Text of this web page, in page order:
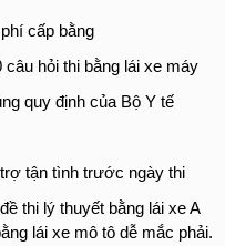
cấp bằng
câu hỏi thi bằng lái xe máy
quy định của Bộ Y tế
tận tình trước ngày thi
thi lý thuyết bằng lái xe A
lái xe mô tô dễ mắc phải.